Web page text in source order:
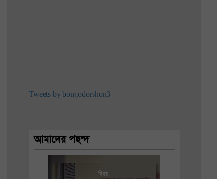
Tweets by bongodorshon3
আমাদের পছন্দ